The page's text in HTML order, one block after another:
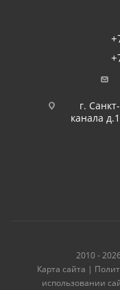
г.
канала
2010 -
Карта сайта |
использовании